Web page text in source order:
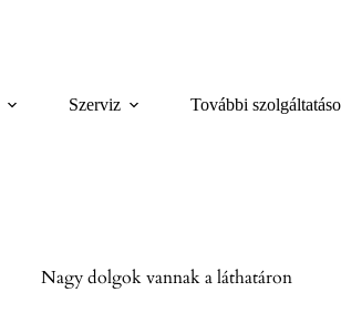
Szerviz További
Nagy dolgok vannak a láthatáron